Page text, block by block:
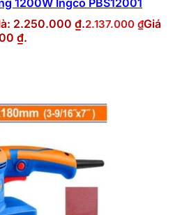
2.250.000 ₫.2.137.000 ₫Giá
₫.